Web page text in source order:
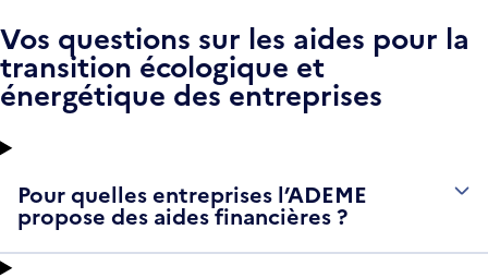
Vos questions sur les aides pour la
transition écologique et
énergétique des entreprises
Pour quelles entreprises l’ADEME
propose des aides financières ?